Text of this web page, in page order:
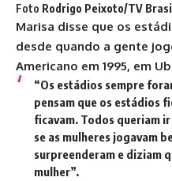
Foto Rodrigo Peixoto/TV Brasil
Marisa disse que os
desde quando a gente
Americano em 1995, em
“Os estádios sempre
pensam que os estádios
ficavam. Todos queriam
se as mulheres jogavam
surpreenderam e diziam
mulher”.